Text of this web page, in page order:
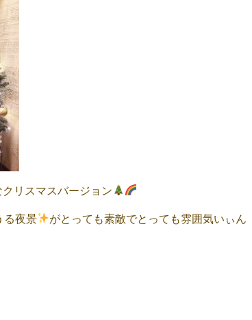
リスマスバージョン
る夜景
がとっても素敵でとっても雰囲気いぃん